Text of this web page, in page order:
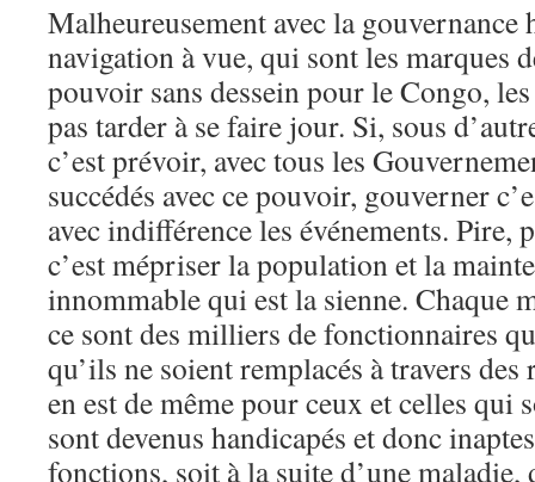
Malheureusement avec la gouvernance
navigation à vue, qui sont les marques
pouvoir sans dessein pour le Congo,
pas tarder à se faire jour. Si, sous
c’est prévoir, avec tous les
succédés avec ce pouvoir, gouverner
avec indifférence les événements. Pire,
c’est mépriser la population et la
innommable qui est la sienne. Chaque
ce sont des milliers de fonctionnaires
qu’ils ne soient remplacés à travers
en est de même pour ceux et celles qui
sont devenus handicapés et donc
fonctions, soit à la suite d’une maladie,